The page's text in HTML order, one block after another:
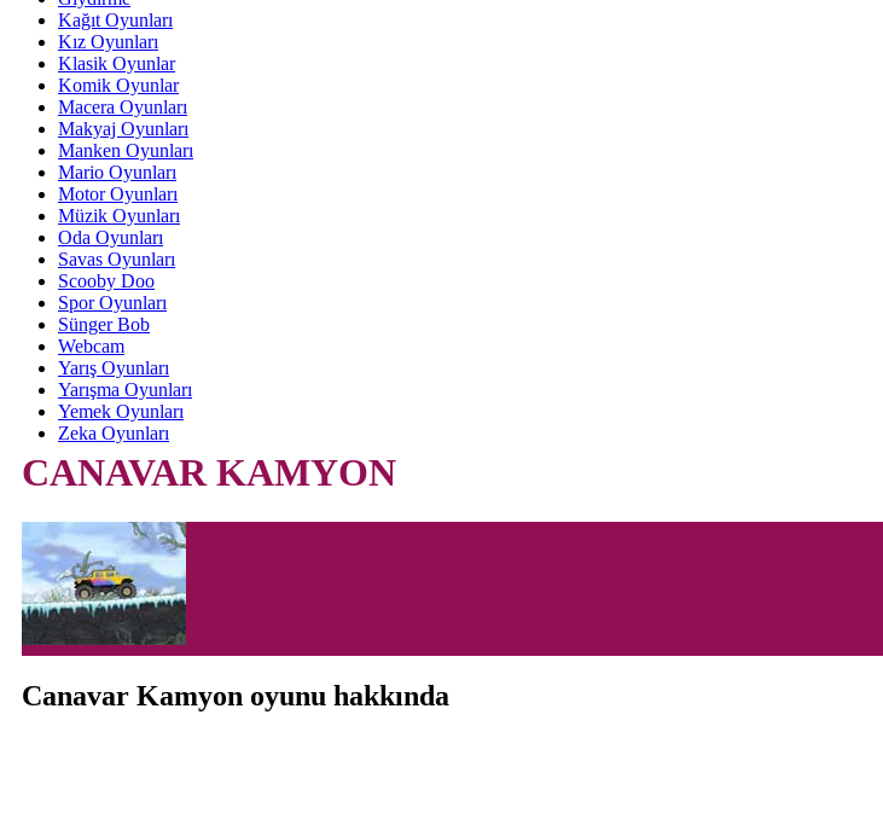
Kağıt Oyunları
Kız Oyunları
Klasik Oyunlar
Komik Oyunlar
Macera Oyunları
Makyaj Oyunları
Manken Oyunları
Mario Oyunları
Motor Oyunları
Müzik Oyunları
Oda Oyunları
Savas Oyunları
Scooby Doo
Spor Oyunları
Sünger Bob
Webcam
Yarış Oyunları
Yarışma Oyunları
Yemek Oyunları
Zeka Oyunları
CANAVAR KAMYON
Canavar Kamyon oyunu hakkında